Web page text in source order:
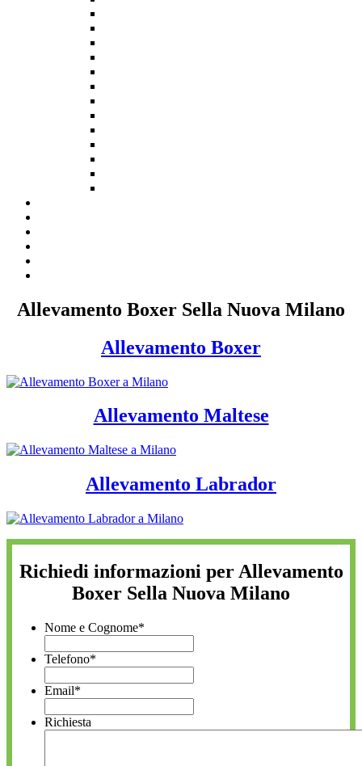
Allevamento Boxer Sella Nuova Milano
Allevamento Boxer
Allevamento Maltese
Allevamento Labrador
Richiedi informazioni per Allevamento
Boxer Sella Nuova Milano
Nome e Cognome*
Telefono*
Email*
Richiesta